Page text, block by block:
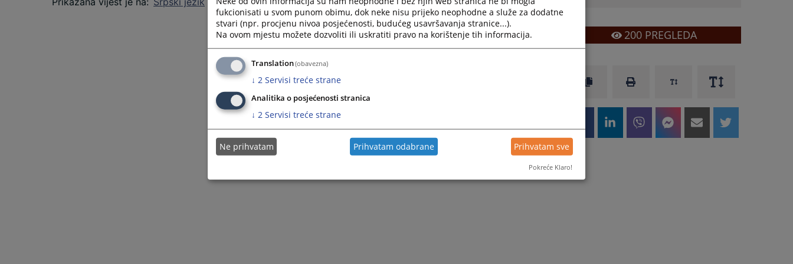
200PREGLEDA
fukcionisati u svom punom obimu, dok neke nisu prijeko neophodne a služe za dodatne
stvari (npr. procjenu nivoa posjećenosti, budućeg usavršavanja stranice...).
Na ovom mjestu možete dozvoliti ili uskratiti pravo na korištenje tih informacija.
Translation(obavezna)
↓ 2 Servisi treće strane
Analitika o posjećenosti stranica
↓ 2 Servisi treće strane
Ne prihvatam Prihvatam odabrane Prihvatam sve
Pokreće Klaro!